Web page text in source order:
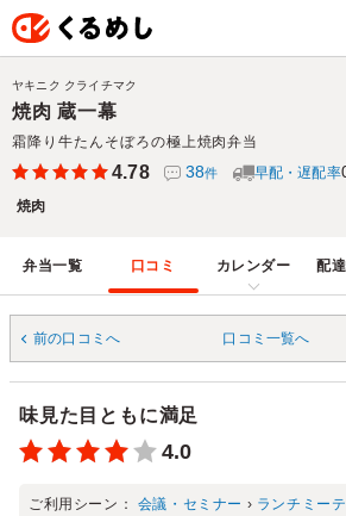
焼肉 蔵一幕
霜降り牛たんそぼろの極上焼肉弁当
ヤキニク クライチマク
4.78 38件 早配・遅配率
焼肉
弁当一覧 口コミ カレンダー 配
前の口コミへ 口コミ一覧へ
味見た目ともに満足
4.0
ご利用シーン： 会議・セミナー › ランチミー